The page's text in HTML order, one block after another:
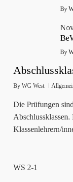
By
By
By WG West
Die Prüfungen
Klassenlehrern/
WS 2-1